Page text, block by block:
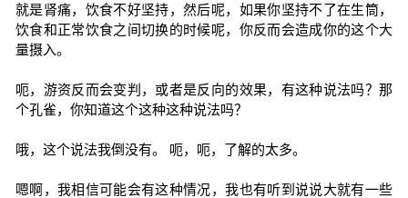
就是肾痛，饮食不好坚持，然后呢，如果你坚持不了在生筒，
饮食和正常饮食之间切换的时候呢，你反而会造成你的这个大
量摄入。
呃，游资反而会变判，或者是反向的效果，有这种说法吗？那
个孔雀，你知道这个这种这种说法吗？
哦，这个说法我倒没有。 呃，呃，了解的太多。
嗯啊，我相信可能会有这种情况，我也有听到说说大就有一些